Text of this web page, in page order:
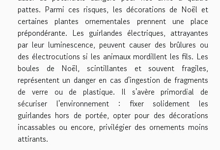
pattes. Parmi ces risques, les décorations de Noël et
certaines plantes ornementales prennent une place
prépondérante. Les guirlandes électriques, attrayantes
par leur luminescence, peuvent causer des brûlures ou
des électrocutions si les animaux mordillent les fils. Les
boules de Noël, scintillantes et souvent fragiles,
représentent un danger en cas d'ingestion de fragments
de verre ou de plastique. Il s'avère primordial de
sécuriser l'environnement : fixer solidement les
guirlandes hors de portée, opter pour des décorations
incassables ou encore, privilégier des ornements moins
attirants.